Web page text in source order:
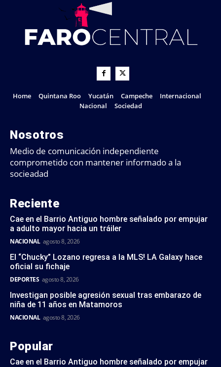
Home Quintana Roo Yucatán Campeche
Internacional
Nacional
Sociedad
Nosotros
Medio de comunicación independiente
comprometido con mantener informado a la
socieadad
Reciente
Cae en el Barrio Antiguo hombre señalado por empujar
a adulto mayor hacia un tráiler
NACIONAL agosto 8, 2026
El “Chucky” Lozano regresa a la MLS! LA Galaxy hace
oficial su fichaje
DEPORTES agosto 8, 2026
Investigan posible agresión sexual tras embarazo de
niña de 11 años en Matamoros
NACIONAL agosto 8, 2026
Popular
Cae en el Barrio Antiguo hombre señalado por empujar